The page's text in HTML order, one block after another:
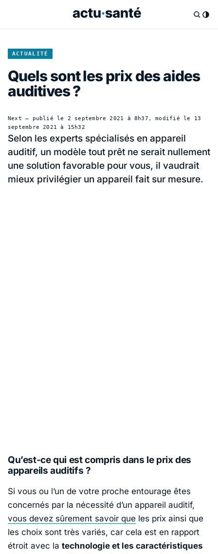
ACTUALITÉ
Quels sont les prix des aides
auditives ?
Next — publié le 2 septembre 2021 à 8h37 , modifié le 13
septembre 2021 à 15h32
Selon les experts spécialisés en appareil
auditif, un modèle tout prêt ne serait nullement
une solution favorable pour vous, il vaudrait
mieux privilégier un appareil fait sur mesure.
Qu’est-ce qui est compris dans le prix des
appareils auditifs ?
Si vous ou l’un de votre proche entourage êtes
concernés par la nécessité d’un appareil auditif,
vous devez sûrement savoir que les prix ainsi que
les choix sont très variés, car cela est en rapport
étroit avec la technologie et les caractéristiques